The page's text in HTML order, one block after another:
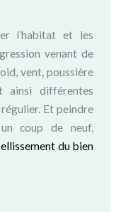
l’habitat et les
venant de
vent, poussière
différentes
Et peindre
coup de neuf,
du bien